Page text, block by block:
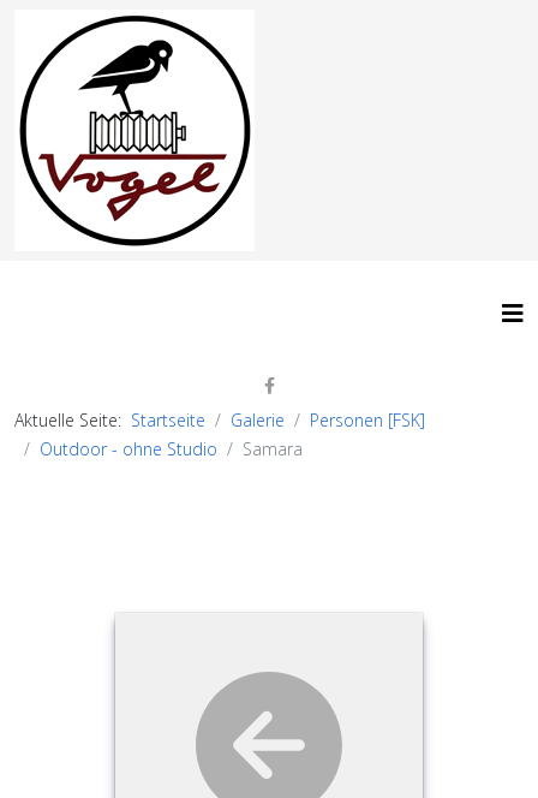
Aktuelle Seite: Startseite Galerie
Personen [FSK]
Outdoor - ohne Studio
Samara